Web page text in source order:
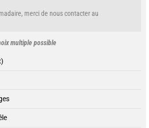
merci de nous contacter au
multiple possible